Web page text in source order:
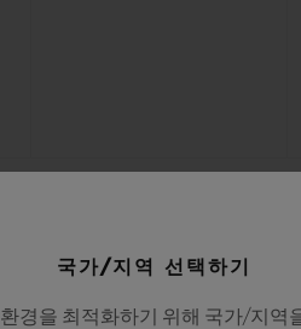
국가/지역 선택하기
환경을 최적화하기 위해 국가/지역